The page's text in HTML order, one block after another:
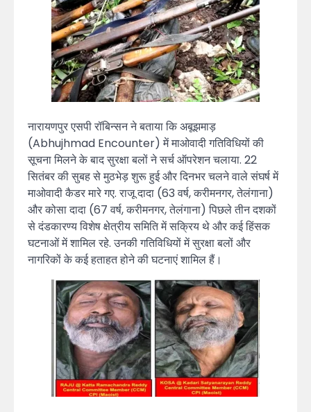
नारायणपुर एसपी रॉबिन्सन ने बताया कि अबूझमाड़
(Abhujhmad Encounter) में माओवादी गतिविधियों की
सूचना मिलने के बाद सुरक्षा बलों ने सर्च ऑपरेशन चलाया. 22
सितंबर की सुबह से मुठभेड़ शुरू हुई और दिनभर चलने वाले संघर्ष में
माओवादी कैडर मारे गए. राजू दादा (63 वर्ष, करीमनगर, तेलंगाना)
और कोसा दादा (67 वर्ष, करीमनगर, तेलंगाना) पिछले तीन दशकों
से दंडकारण्य विशेष क्षेत्रीय समिति में सक्रिय थे और कई हिंसक
घटनाओं में शामिल रहे. उनकी गतिविधियों में सुरक्षा बलों और
नागरिकों के कई हताहत होने की घटनाएं शामिल हैं।